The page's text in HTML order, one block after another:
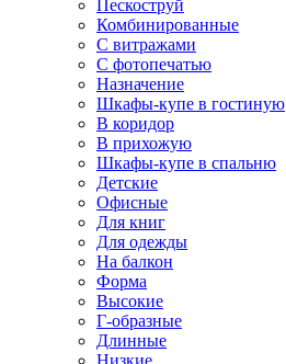
Пескоструй
Комбинированные
С витражами
С фотопечатью
Назначение
Шкафы-купе в гостиную
В коридор
В прихожую
Шкафы-купе в спальню
Детские
Офисные
Для книг
Для одежды
На балкон
Форма
Высокие
Г-образные
Длинные
Низкие